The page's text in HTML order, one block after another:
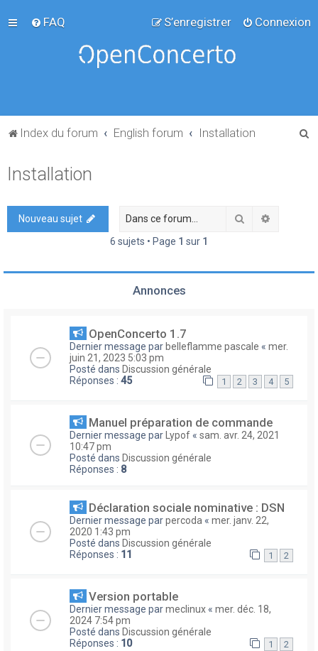
FAQ Connexion
S’enregistrer
Index du forum English forum Installation
h
Installation
Nouveau sujet Rechercher
6 sujets • Page 1 sur 1
Annonces
OpenConcerto 1.7
Dernier message par belleflamme pascale « mer.
juin 21, 2023 5:03 pm
Posté dans Discussion générale
Réponses : 45 1 2 3 4 5
Manuel préparation de commande
Dernier message par Lypof « sam. avr. 24, 2021
10:47 pm
Posté dans Discussion générale
Réponses : 8
Déclaration sociale nominative : DSN
Dernier message parpercoda « mer. janv. 22,
2020 1:43 pm
Posté dans Discussion générale
Réponses : 11 1 2
Version portable
Dernier message parmeclinux « mer. déc. 18,
2024 7:54 pm
Posté dans Discussion générale
Réponses : 10 1 2